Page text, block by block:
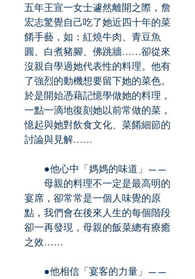
五年王宣一女士遽然離開之際，詹
宏志驚覺自己吃了她近四十年的菜
餚手藝，如：紅燒牛肉、青豆魚
圓、白煮豬腳、佛跳牆……卻從來
沒親自學過她代表性的料理。他有
了強烈的動機想要留下她的菜色。
於是開始憑藉記憶學做她的料理，
一點一滴地復刻她以前常做的菜，
憶起與她對飲食文化、菜餚細節的
討論與見解……
●他心中「媽媽的味道」——
母親的料理不一定是最高明的
宴席，卻常常是一個人味覺的原
點，我們會在後來人生的每個階段
卻一再發現，母親的飯菜總有療癒
之效……
●他相信「宴客的力量」——